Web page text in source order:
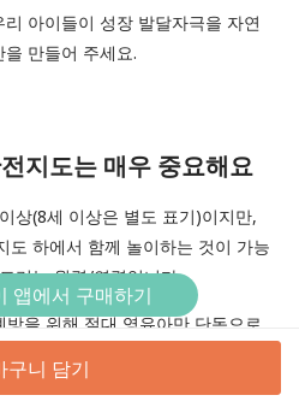
아이들이 성장 발달자극을 자연
만들어 주세요.
지도는 매우 중요해요
상(8세 이상은 별도 표기)이지만,
도 하에서 함께 놀이하는 것이 가능
리는 월령/연령입니다.
을 위해 절대 영유아만 단독으로
구니 담기
앱에서 구매하기